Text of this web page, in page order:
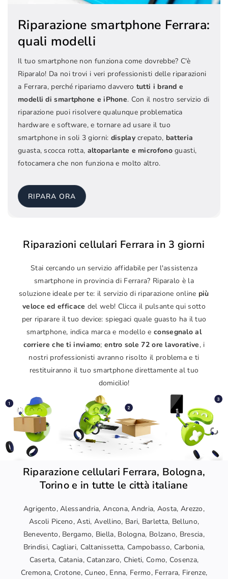
Riparazione smartphone Ferrara:
quali modelli
Il tuo smartphone non funziona come dovrebbe? C'è
Riparalo! Da noi trovi i veri professionisti delle riparazioni
a Ferrara, perché ripariamo davvero tutti i brand e
modelli di smartphone e iPhone. Con il nostro servizio di
riparazione puoi risolvere qualunque problematica
hardware e software, e tornare ad usare il tuo
smartphone in soli 3 giorni: displaycrepato, batteria
guasta, scocca rotta, altoparlante e microfonoguasti,
fotocamera che non funziona e molto altro.
RIPARA ORA
Riparazioni cellulari Ferrara in 3 giorni
Stai cercando un servizio affidabile per l'assistenza
smartphone in provincia di Ferrara? Riparalo è la
soluzione ideale per te: il servizio di riparazione online più
veloce ed efficace del web! Clicca il pulsante qui sotto
per riparare il tuo device: spiegaci quale guasto ha il tuo
smartphone, indica marca e modello e consegnalo al
corriere che ti inviamo; entro sole 72 ore lavorative, i
nostri professionisti avranno risolto il problema e ti
restituiranno il tuo smartphone direttamente al tuo
domicilio!
Riparazione cellulari Ferrara, Bologna,
Torino e in tutte le città italiane
Agrigento, Alessandria, Ancona, Andria, Aosta, Arezzo,
Ascoli Piceno, Asti, Avellino, Bari, Barletta, Belluno,
Benevento, Bergamo, Biella, Bologna, Bolzano, Brescia,
Brindisi, Cagliari, Caltanissetta, Campobasso, Carbonia,
Caserta, Catania, Catanzaro, Chieti, Como, Cosenza,
Cremona, Crotone, Cuneo, Enna, Fermo, Ferrara, Firenze,